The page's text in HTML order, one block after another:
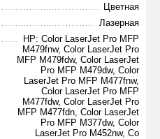
Цветная
Лазерная
HP: Color LaserJet Pro MFP
M479fnw, Color LaserJet Pro
MFP M479fdw, Color LaserJet
Pro MFP M479dw, Color
LaserJet Pro MFP M477fnw,
Color LaserJet Pro MFP
M477fdw, Color LaserJet Pro
MFP M477fdn, Color LaserJet
Pro MFP M377dw, Color
LaserJet Pro M452nw, Co